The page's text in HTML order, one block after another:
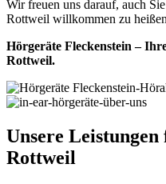
Wir freuen uns darauf, auch
Rottweil willkommen zu
Hörgeräte Fleckenstein –
Rottweil.
Unsere
Rottweil